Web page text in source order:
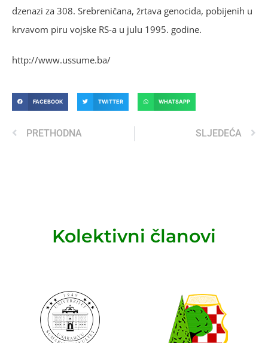
dzenazi za 308. Srebreničana, žrtava genocida, pobijenih u
krvavom piru vojske RS-a u julu 1995. godine.
http://www.ussume.ba/
FACEBOOK TWITTER WHATSAPP
PRETHODNA SLJEDEĆA
Kolektivni članovi